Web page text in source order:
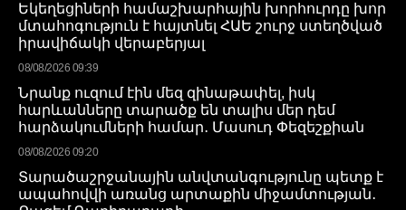
Եկեղեցիների համաշխարհային խորհուրդը խոր
մտահոգություն է հայտնել ՀԱԵ շուրջ ստեղծված
իրավիճակի վերաբերյալ
08/08/2026 09:39
Նրանք ուզում էին մեզ զինաթափել, իսկ
հարևանները տարածք են տալիս մեր դեմ
հարձակումների համար․ Մասուդ Փեզեշքիան
08/08/2026 09:20
Տարածաշրջանային անվտանգությունը պետք է
ապահովվի առանց արտաքին միջամտության․